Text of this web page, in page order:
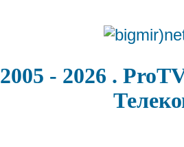
2005 - 2026 .